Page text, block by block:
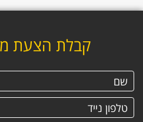
קבלת הצעת